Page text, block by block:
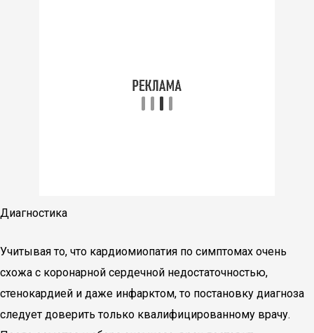
Диагностика
Учитывая то, что кардиомиопатия по симптомах очень
схожа с коронарной сердечной недостаточностью,
стенокардией и даже инфарктом, то постановку диагноза
следует доверить только квалифицированному врачу.